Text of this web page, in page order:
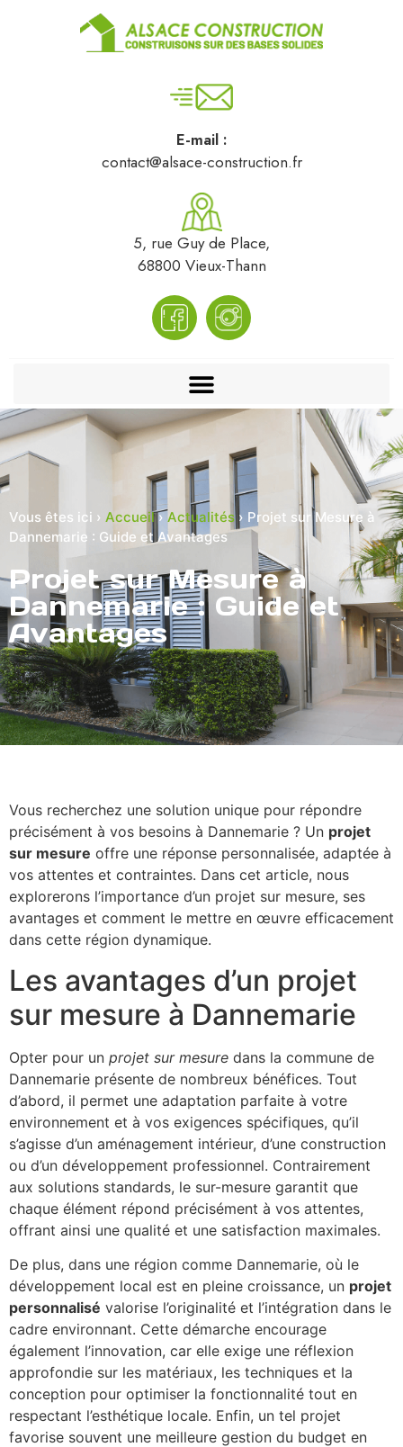
E-mail :
contact@alsace-construction.fr
5, rue Guy de Place,
68800 Vieux-Thann
Vous êtes ici › Accueil›Actualités› Projet sur Mesure à
Dannemarie : Guide et Avantages
Projet sur Mesure à
Dannemarie : Guide et
Avantages
Vous recherchez une solution unique pour répondre
précisément à vos besoins à Dannemarie ? Un projet
sur mesure offre une réponse personnalisée, adaptée à
vos attentes et contraintes. Dans cet article, nous
explorerons l’importance d’un projet sur mesure, ses
avantages et comment le mettre en œuvre efficacement
dans cette région dynamique.
Les avantages d’un projet
sur mesure à Dannemarie
Opter pour un projet sur mesure dans la commune de
Dannemarie présente de nombreux bénéfices. Tout
d’abord, il permet une adaptation parfaite à votre
environnement et à vos exigences spécifiques, qu’il
s’agisse d’un aménagement intérieur, d’une construction
ou d’un développement professionnel. Contrairement
aux solutions standards, le sur-mesure garantit que
chaque élément répond précisément à vos attentes,
offrant ainsi une qualité et une satisfaction maximales.
De plus, dans une région comme Dannemarie, où le
développement local est en pleine croissance, un projet
personnalisé valorise l’originalité et l’intégration dans le
cadre environnant. Cette démarche encourage
également l’innovation, car elle exige une réflexion
approfondie sur les matériaux, les techniques et la
conception pour optimiser la fonctionnalité tout en
respectant l’esthétique locale. Enfin, un tel projet
favorise souvent une meilleure gestion du budget en